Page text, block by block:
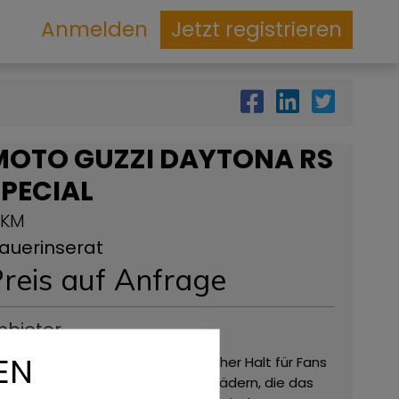
Anmelden Jetzt registrieren
GUZZI DAYTONA RS
auf Anfrage
da Sogno, ist ein obligatorischer Halt für Fans
Oldtimern und Oldtimer-Motorrädern, die das